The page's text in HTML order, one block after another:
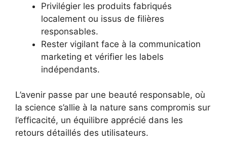
Privilégier les produits fabriqués
localement ou issus de filières
responsables.
Rester vigilant face à la communication
marketing et vérifier les labels
indépendants.
L’avenir passe par une beauté responsable, où
la science s’allie à la nature sans compromis sur
l’efficacité, un équilibre apprécié dans les
retours détaillés des utilisateurs.